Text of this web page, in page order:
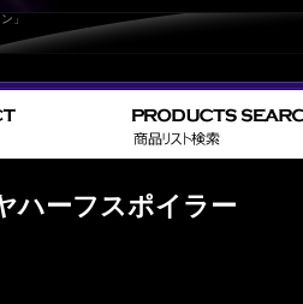
」
ハーフスポイラー